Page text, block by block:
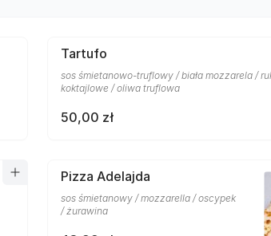
Tartufo
sos śmietanowo-truflowy / biała mozzarela /
koktajlowe / oliwa truflowa
50,00 zł
Pizza Adelajda
sos śmietanowy / mozzarella / oscypek
/ żurawina